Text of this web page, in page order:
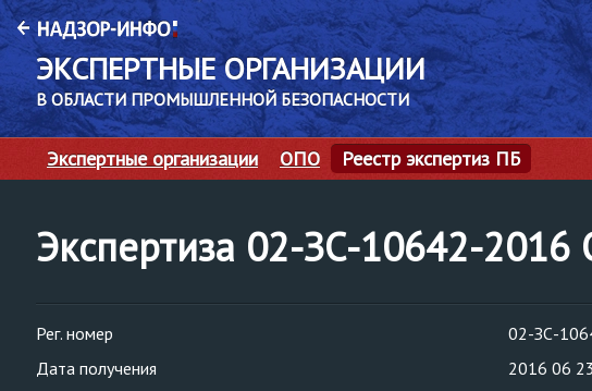
ЭКСПЕРТНЫЕ ОРГАНИЗАЦИИ
В ОБЛАСТИ ПРОМЫШЛЕННОЙ БЕЗОПАСНОСТИ
Экспертные организации ОПО Реестр экспертиз ПБ
Экспертиза 02-ЗС-10642-
Рег. номер
02-ЗС-
Дата получения
2016 06 23